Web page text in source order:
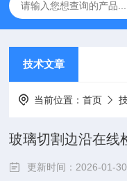
技术文章
当前位置：首页
玻璃切割边沿在线
更新时间：2026-01-30